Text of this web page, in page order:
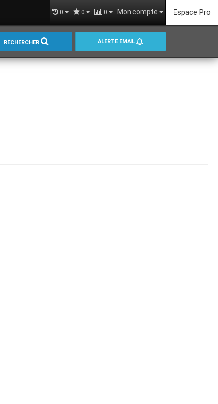
0 0 0 Mon compte Espace Pro
RECHERCHER ALERTE EMAIL